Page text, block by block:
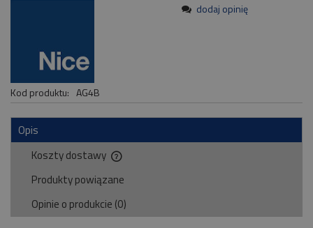
Kod produktu: AG4B
dodaj opinię
Opis
Koszty dostawy
Cena nie zawiera ewentualnych kosztów płatności
Produkty powiązane
Opinie o produkcie (0)